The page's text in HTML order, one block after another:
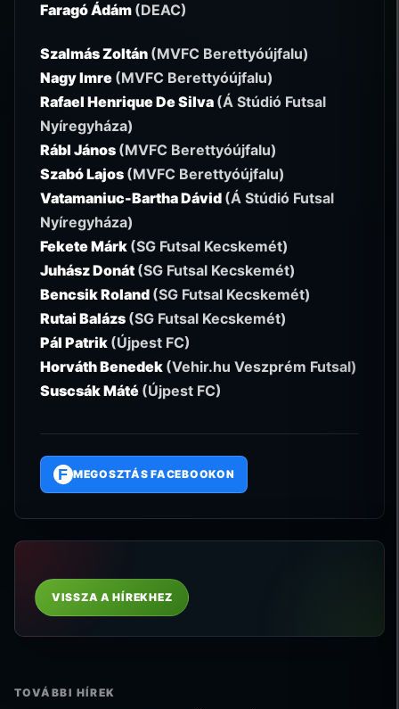
Faragó Ádám (DEAC)
Szalmás Zoltán (MVFC Berettyóújfalu)
Nagy Imre (MVFC Berettyóújfalu)
Rafael Henrique De Silva (Á Stúdió Futsal
Nyíregyháza)
Rábl János (MVFC Berettyóújfalu)
Szabó Lajos (MVFC Berettyóújfalu)
Vatamaniuc-Bartha Dávid (Á Stúdió Futsal
Nyíregyháza)
Fekete Márk (SG Futsal Kecskemét)
Juhász Donát (SG Futsal Kecskemét)
Bencsik Roland (SG Futsal Kecskemét)
Rutai Balázs (SG Futsal Kecskemét)
Pál Patrik (Újpest FC)
Horváth Benedek (Vehir.hu Veszprém Futsal)
Suscsák Máté (Újpest FC)
F MEGOSZTÁS FACEBOOKON
VISSZA A HÍREKHEZ
TOVÁBBI HÍREK